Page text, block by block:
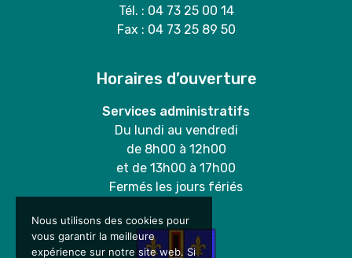
Tél. : 04 73 25 00 14
Fax : 04 73 25 89 50
Horaires d’ouverture
Services administratifs
Du lundi au vendredi
de 8h00 à 12h00
et de 13h00 à 17h00
Fermés les jours fériés
Nous utilisons des cookies pour
vous garantir la meilleure
expérience sur notre site web. Si